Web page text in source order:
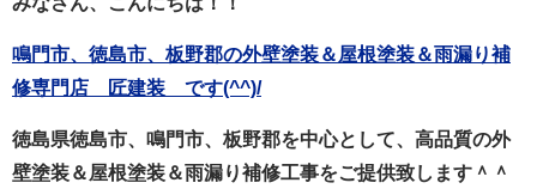
鳴門市、徳島市、板野郡の外壁塗装＆屋根塗装＆雨漏り補
修専門店 匠建装 です(^^)/
徳島県徳島市、鳴門市、板野郡を中心として、高品質の外
壁塗装＆屋根塗装＆雨漏り補修工事をご提供致します＾＾